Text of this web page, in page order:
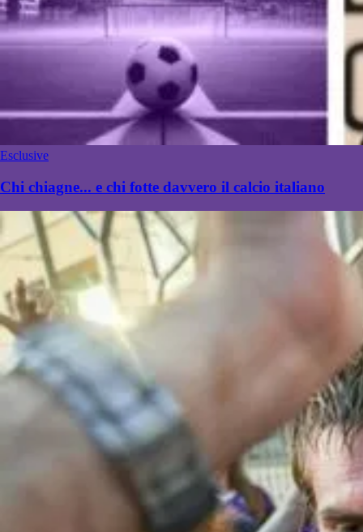
Esclusive
Chi chiagne... e chi fotte davvero il calcio italiano